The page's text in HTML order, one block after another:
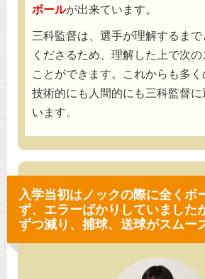
ボールが出来ています。
三科監督は、選手が理解するま
くださるため、理解した上で次
ことができます。これからも多く
技術的にも人間的にも三科監督
います。
入学当初はノックの際に全くボ
ず、 エラーばかりしていました
ずつ減り、 捕球、送球がスムー